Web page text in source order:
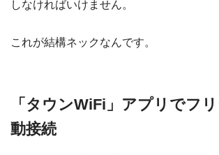
しなければいけません。
これが結構ネックなんです。
「タウンWiFi」アプリでフ
動接続